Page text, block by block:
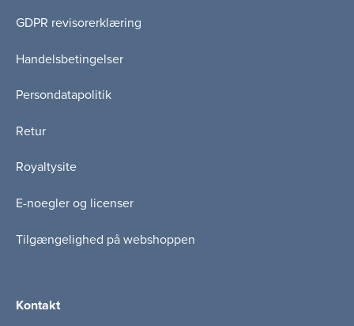
GDPR revisorerklæring
Handelsbetingelser
Persondatapolitik
Retur
Royaltysite
E-noegler og licenser
Tilgængelighed på webshoppen
Kontakt